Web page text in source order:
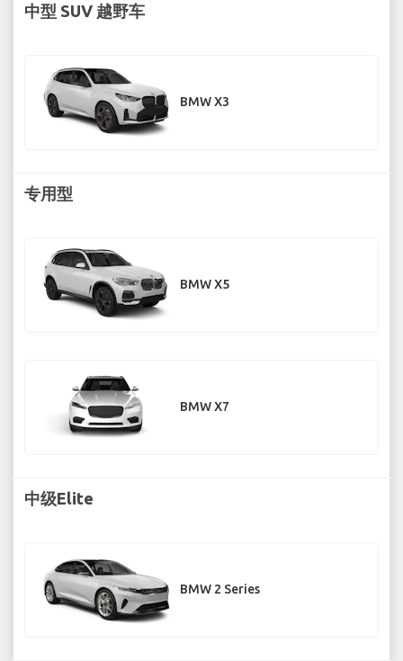
中型 SUV 越野车
BMW X3
专用型
BMW X5
BMW X7
中级Elite
BMW 2 Series